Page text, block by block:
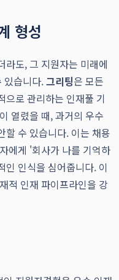
형성
라도, 그 지원자는 미래에
있습니다.그리팅은 모든
으로 관리하는 인재풀 기
열렸을 때, 과거의 우수
할 수 있습니다. 이는 채용
에게 '회사가 나를 기억하
인 인식을 심어줍니다. 이
적 인재 파이프라인을 강